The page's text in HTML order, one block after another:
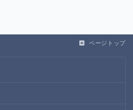
ページトップ